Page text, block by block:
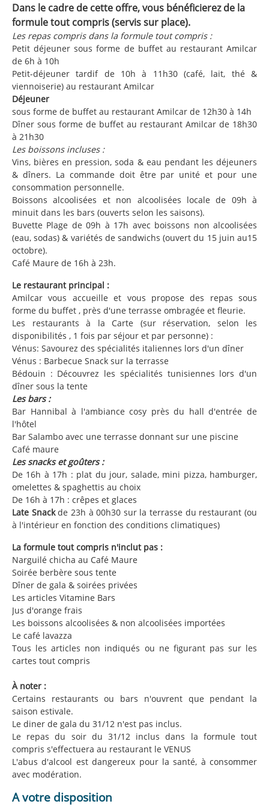
Dans le cadre de cette offre, vous bénéficierez de la
formule tout compris (servis sur place).
Les repas compris dans la formule tout compris :
Petit déjeuner sous forme de buffet au restaurant Amilcar
de 6h à 10h
Petit-déjeuner tardif de 10h à 11h30 (café, lait, thé &
viennoiserie) au restaurant Amilcar
Déjeuner
sous forme de buffet au restaurant Amilcar de 12h30 à 14h
Dîner sous forme de buffet au restaurant Amilcar de 18h30
à 21h30
Les boissons incluses :
Vins, bières en pression, soda & eau pendant les déjeuners
& dîners. La commande doit être par unité et pour une
consommation personnelle.
Boissons alcoolisées et non alcoolisées locale de 09h à
minuit dans les bars (ouverts selon les saisons).
Buvette Plage de 09h à 17h avec boissons non alcoolisées
(eau, sodas) & variétés de sandwichs (ouvert du 15 juin au15
octobre).
Café Maure de 16h à 23h.
Le restaurant principal :
Amilcar vous accueille et vous propose des repas sous
forme du buffet , près d'une terrasse ombragée et fleurie.
Les restaurants à la Carte (sur réservation, selon les
disponibilités , 1 fois par séjour et par personne) :
Vénus: Savourez des spécialités italiennes lors d'un dîner
Vénus : Barbecue Snack sur la terrasse
Bédouin : Découvrez les spécialités tunisiennes lors d'un
dîner sous la tente
Les bars :
Bar Hannibal à l'ambiance cosy près du hall d'entrée de
l'hôtel
Bar Salambo avec une terrasse donnant sur une piscine
Café maure
Les snacks et goûters :
De 16h à 17h : plat du jour, salade, mini pizza, hamburger,
omelettes & spaghettis au choix
De 16h à 17h : crêpes et glaces
Late Snackde 23h à 00h30 sur la terrasse du restaurant (ou
à l'intérieur en fonction des conditions climatiques)
La formule tout compris n'inclut pas :
Narguilé chicha au Café Maure
Soirée berbère sous tente
Dîner de gala & soirées privées
Les articles Vitamine Bars
Jus d'orange frais
Les boissons alcoolisées & non alcoolisées importées
Le café lavazza
Tous les articles non indiqués ou ne figurant pas sur les
cartes tout compris
À noter :
Certains restaurants ou bars n'ouvrent que pendant la
saison estivale.
Le diner de gala du 31/12 n'est pas inclus.
Le repas du soir du 31/12 inclus dans la formule tout
compris s'effectuera au restaurant le VENUS
L'abus d'alcool est dangereux pour la santé, à consommer
avec modération.
A votre disposition